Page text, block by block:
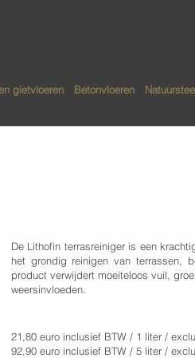
gietvloeren Betonvloeren
De Lithofin terrasreiniger is een
het grondig reinigen van terrassen,
product verwijdert moeiteloos vuil,
weersinvloeden.
21,80 euro inclusief BTW / 1 liter /
92,90 euro inclusief BTW / 5 liter /